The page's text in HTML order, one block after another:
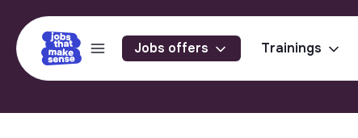
Jobs offers Trainings